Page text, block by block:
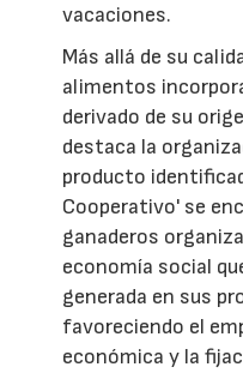
vacaciones.
Más allá de su
alimentos
derivado de su
destaca la
producto
Cooperativo' se
ganaderos
economía social
generada en sus
favoreciendo el
económica y la